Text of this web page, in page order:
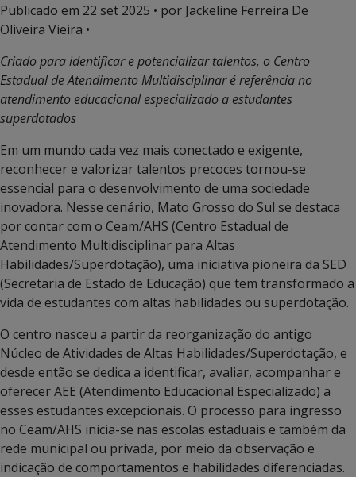
Publicado em 22 set 2025 • por Jackeline Ferreira De
Oliveira Vieira •
Criado para identificar e potencializar talentos, o Centro
Estadual de Atendimento Multidisciplinar é referência no
atendimento educacional especializado a estudantes
superdotados
Em um mundo cada vez mais conectado e exigente,
reconhecer e valorizar talentos precoces tornou-se
essencial para o desenvolvimento de uma sociedade
inovadora. Nesse cenário, Mato Grosso do Sul se destaca
por contar com o Ceam/AHS (Centro Estadual de
Atendimento Multidisciplinar para Altas
Habilidades/Superdotação), uma iniciativa pioneira da SED
(Secretaria de Estado de Educação) que tem transformado a
vida de estudantes com altas habilidades ou superdotação.
O centro nasceu a partir da reorganização do antigo
Núcleo de Atividades de Altas Habilidades/Superdotação, e
desde então se dedica a identificar, avaliar, acompanhar e
oferecer AEE (Atendimento Educacional Especializado) a
esses estudantes excepcionais. O processo para ingresso
no Ceam/AHS inicia-se nas escolas estaduais e também da
rede municipal ou privada, por meio da observação e
indicação de comportamentos e habilidades diferenciadas.